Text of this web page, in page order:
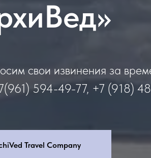
свои извинения за
594-49-77, +7 (918)
Travel Company